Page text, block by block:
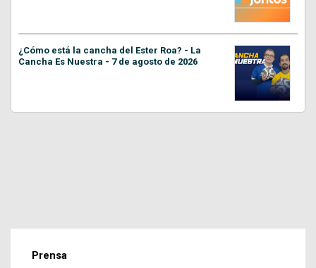
¿Cómo está la cancha del Ester Roa? - La
Cancha Es Nuestra - 7 de agosto de 2026
Prensa